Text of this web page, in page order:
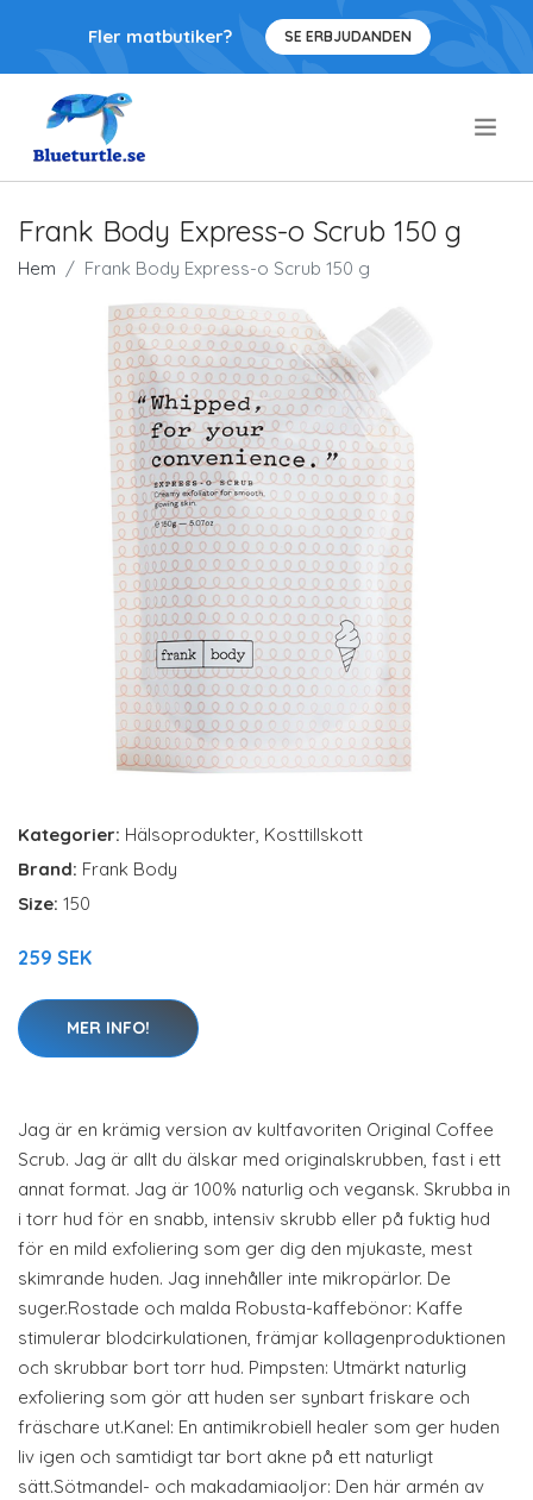
Fler matbutiker? SE ERBJUDANDEN
Frank Body Express-o Scrub 150 g
Hem Frank Body Express-o Scrub 150 g
Kategorier: Hälsoprodukter, Kosttillskott
Brand: Frank Body
Size: 150
259 SEK
MER INFO!
Jag är en krämig version av kultfavoriten Original Coffee
Scrub. Jag är allt du älskar med originalskrubben, fast i ett
annat format. Jag är 100% naturlig och vegansk. Skrubba in
i torr hud för en snabb, intensiv skrubb eller på fuktig hud
för en mild exfoliering som ger dig den mjukaste, mest
skimrande huden. Jag innehåller inte mikropärlor. De
suger.Rostade och malda Robusta-kaffebönor: Kaffe
stimulerar blodcirkulationen, främjar kollagenproduktionen
och skrubbar bort torr hud. Pimpsten: Utmärkt naturlig
exfoliering som gör att huden ser synbart friskare och
fräschare ut.Kanel: En antimikrobiell healer som ger huden
liv igen och samtidigt tar bort akne på ett naturligt
sätt.Sötmandel- och makadamiaoljor: Den här armén av